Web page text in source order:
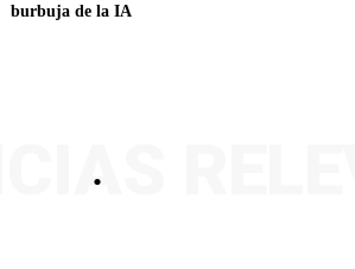
burbuja de la IA
.